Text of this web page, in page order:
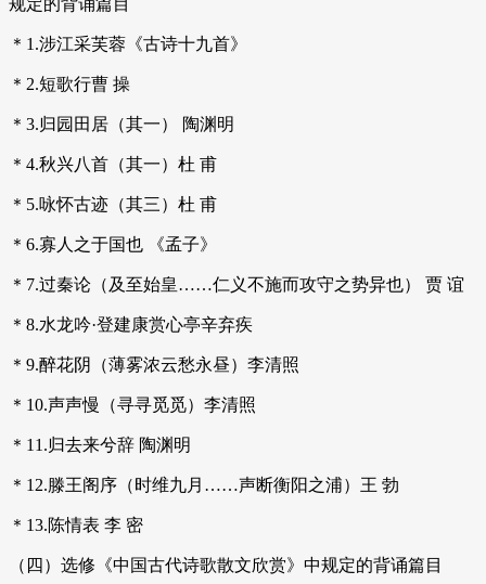
规定的背诵篇目
＊1.涉江采芙蓉《古诗十九首》
＊2.短歌行曹 操
＊3.归园田居（其一） 陶渊明
＊4.秋兴八首（其一）杜 甫
＊5.咏怀古迹（其三）杜 甫
＊6.寡人之于国也 《孟子》
＊7.过秦论（及至始皇……仁义不施而攻守之势异也） 贾 谊
＊8.水龙吟·登建康赏心亭辛弃疾
＊9.醉花阴（薄雾浓云愁永昼）李清照
＊10.声声慢（寻寻觅觅）李清照
＊11.归去来兮辞 陶渊明
＊12.滕王阁序（时维九月……声断衡阳之浦）王 勃
＊13.陈情表 李 密
（四）选修《中国古代诗歌散文欣赏》中规定的背诵篇目